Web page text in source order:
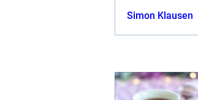
Simon Klausen